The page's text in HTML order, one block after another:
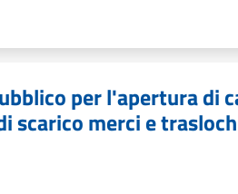
per l'apertura di
scarico merci e